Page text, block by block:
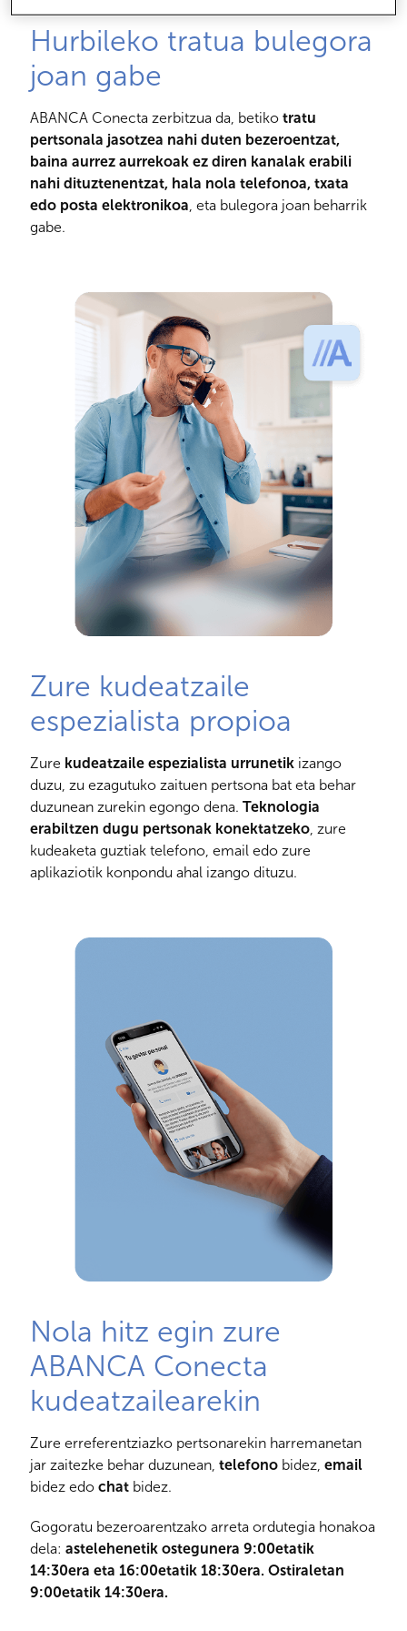
Hurbileko tratua bulegora
joan gabe
ABANCA Conecta zerbitzua da, betiko tratu
pertsonala jasotzea nahi duten bezeroentzat,
baina aurrez aurrekoak ez diren kanalak erabili
nahi dituztenentzat, hala nola telefonoa, txata
edo posta elektronikoa, eta bulegora joan beharrik
gabe.
Zure kudeatzaile
espezialista propioa
Zure kudeatzaile espezialista urrunetik izango
duzu, zu ezagutuko zaituen pertsona bat eta behar
duzunean zurekin egongo dena. Teknologia
erabiltzen dugu pertsonak konektatzeko, zure
kudeaketa guztiak telefono, email edo zure
aplikaziotik konpondu ahal izango dituzu.
Nola hitz egin zure
ABANCA Conecta
kudeatzailearekin
Zure erreferentziazko pertsonarekin harremanetan
jar zaitezke behar duzunean, telefono bidez, email
bidez edo chat bidez.
Gogoratu bezeroarentzako arreta ordutegia honakoa
dela: astelehenetik ostegunera 9:00etatik
14:30era eta 16:00etatik 18:30era. Ostiraletan
9:00etatik 14:30era.